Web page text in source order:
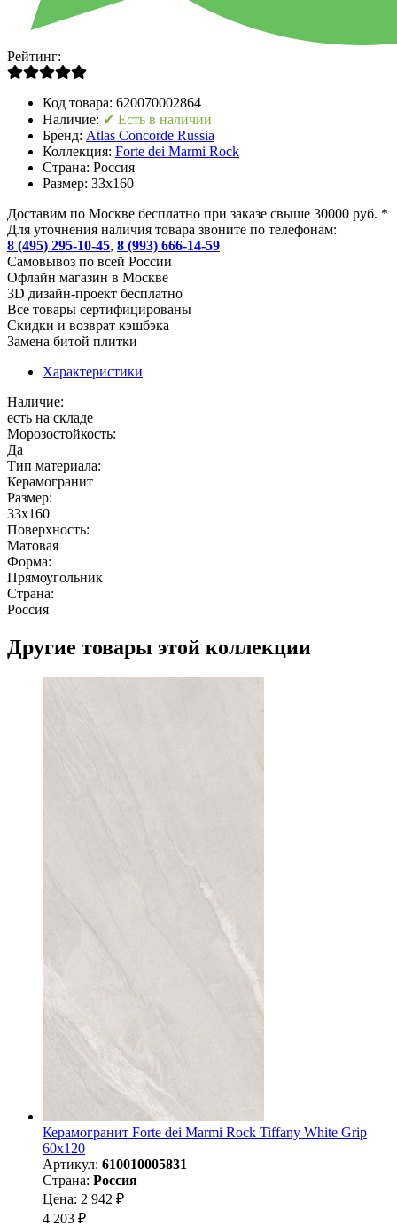
Рейтинг:
Код товара: 620070002864
Наличие: ✔ Есть в наличии
Бренд: Atlas Concorde Russia
Коллекция: Forte dei Marmi Rock
Страна: Россия
Размер: 33x160
Доставим по Москве бесплатно при заказе свыше 30000 руб. *
Для уточнения наличия товара звоните по телефонам:
8 (495) 295-10-45, 8 (993) 666-14-59
Cамовывоз по всей России
Офлайн магазин в Москве
3D дизайн-проект бесплатно
Все товары сертифицированы
Скидки и возврат кэшбэка
Замена битой плитки
Характеристики
Наличие:
есть на складе
Морозостойкость:
Да
Тип материала:
Керамогранит
Размер:
33x160
Поверхность:
Матовая
Форма:
Прямоугольник
Страна:
Россия
Другие товары этой коллекции
Керамогранит Forte dei Marmi Rock Tiffany White Grip
60x120
Артикул: 610010005831
Страна: Россия
Цена: 2 942 ₽
4 203 ₽